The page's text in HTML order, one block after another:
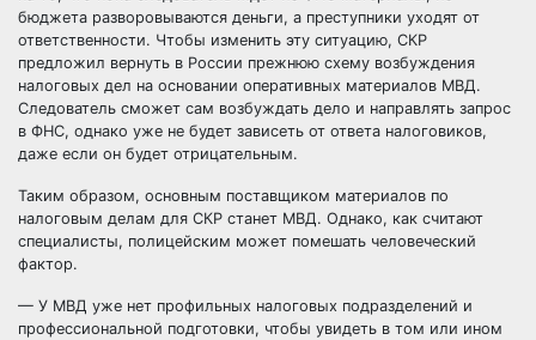
бюджета разворовываются деньги, а преступники уходят от
ответственности. Чтобы изменить эту ситуацию, СКР
предложил вернуть в России прежнюю схему возбуждения
налоговых дел на основании оперативных материалов МВД.
Следователь сможет сам возбуждать дело и направлять запрос
в ФНС, однако уже не будет зависеть от ответа налоговиков,
даже если он будет отрицательным.
Таким образом, основным поставщиком материалов по
налоговым делам для СКР станет МВД. Однако, как считают
специалисты, полицейским может помешать человеческий
фактор.
— У МВД уже нет профильных налоговых подразделений и
профессиональной подготовки, чтобы увидеть в том или ином